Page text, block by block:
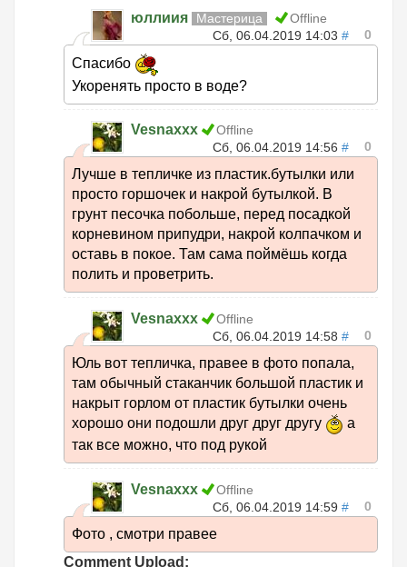
юллиия Мастерица
Offline
Сб, 06.04.2019 14:03 # 0
Спасибо
Укоренять просто в воде?
Vesnaxxx
Offline
Сб, 06.04.2019 14:56 # 0
Лучше в тепличке из пластик.бутылки или
просто горшочек и накрой бутылкой. В
грунт песочка побольше, перед посадкой
корневином припудри, накрой колпачком и
оставь в покое. Там сама поймёшь когда
полить и проветрить.
Vesnaxxx
Offline
Сб, 06.04.2019 14:58 # 0
Юль вот тепличка, правее в фото попала,
там обычный стаканчик большой пластик и
накрыт горлом от пластик бутылки очень
хорошо они подошли друг друг другу
а
так все можно, что под рукой
Vesnaxxx
Offline
Сб, 06.04.2019 14:59 # 0
Фото , смотри правее
Comment Upload: